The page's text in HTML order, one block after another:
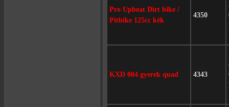
Pro Upbeat Dirt bike /
Pitbike 125cc kék
4350
KXD 004 gyerek quad 4343